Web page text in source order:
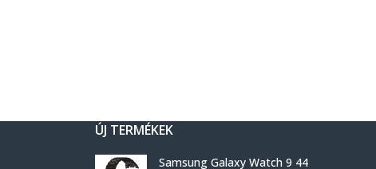
ÚJ TERMÉKEK
Samsung Galaxy Watch 9 44